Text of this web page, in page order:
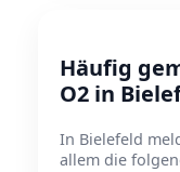
Häufig
O2 in
In Bielefeld
allem die